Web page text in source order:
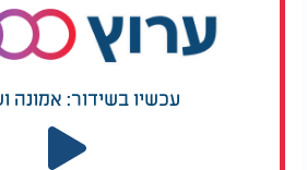
עכשיו בשידור: אמונה